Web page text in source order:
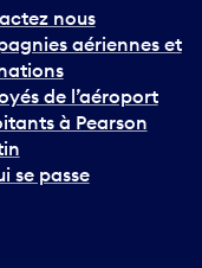
nous
aériennes et
de l’aéroport
à Pearson
se passe